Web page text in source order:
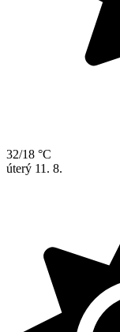
32/18 °C
úterý 11. 8.